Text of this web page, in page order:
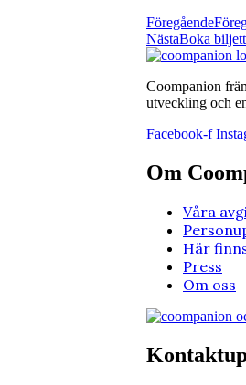
Föregående
NästaBoka
Coompanion
utveckling och
Facebook-f
Om
Våra
Här
Press
Om oss